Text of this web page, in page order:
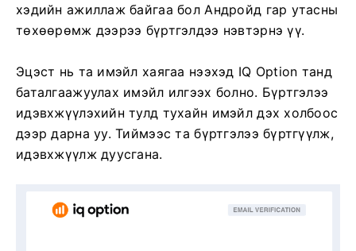
хэдийн ажиллаж байгаа бол Андройд гар утасны
төхөөрөмж дээрээ бүртгэлдээ нэвтэрнэ үү.
Эцэст нь та имэйл хаягаа нээхэд IQ Option танд
баталгаажуулах имэйл илгээх болно. Бүртгэлээ
идэвхжүүлэхийн тулд тухайн имэйл дэх холбоос
дээр дарна уу. Тиймээс та бүртгэлээ бүртгүүлж,
идэвхжүүлж дуусгана.